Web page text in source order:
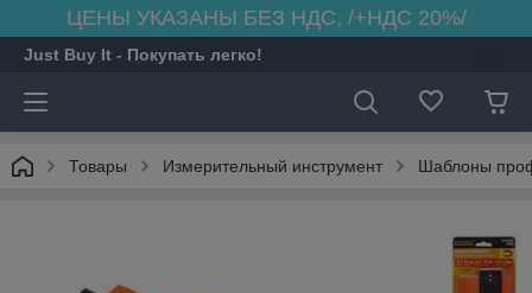
ЦЕНЫ УКАЗАНЫ БЕЗ НДС, /+НДС 20%/
Just Buy It - Покупать легко!
Товары Измерительный инструмент Шаблоны